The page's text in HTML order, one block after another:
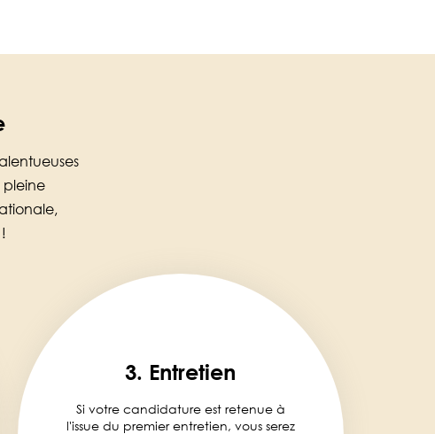
pleine
3. Entretien
Si votre candidature est retenue à
l'issue du premier entretien, vous serez